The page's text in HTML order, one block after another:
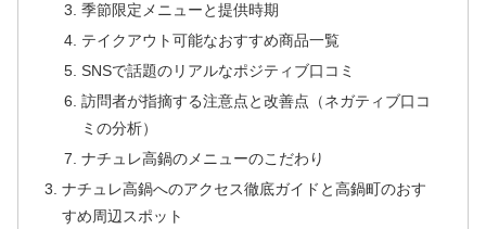
季節限定メニューと提供時期
テイクアウト可能なおすすめ商品一覧
SNSで話題のリアルなポジティブ口コミ
訪問者が指摘する注意点と改善点（ネガティブ口コ
ミの分析）
ナチュレ高鍋のメニューのこだわり
ナチュレ高鍋へのアクセス徹底ガイドと高鍋町のおす
すめ周辺スポット